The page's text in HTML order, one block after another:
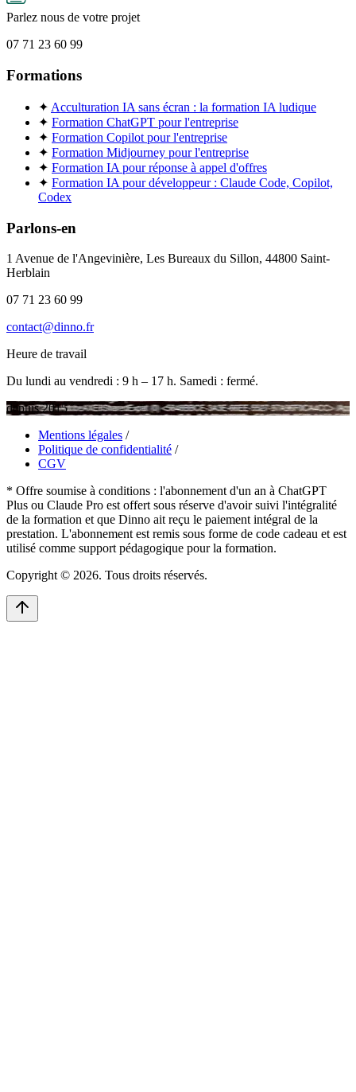
Parlez nous de votre projet
07 71 23 60 99
Formations
✦ Acculturation IA sans écran : la formation IA ludique
✦ Formation ChatGPT pour l'entreprise
✦ Formation Copilot pour l'entreprise
✦ Formation Midjourney pour l'entreprise
✦ Formation IA pour réponse à appel d'offres
✦ Formation IA pour développeur : Claude Code, Copilot,
Codex
Parlons-en
1 Avenue de l'Angevinière, Les Bureaux du Sillon, 44800 Saint-
Herblain
07 71 23 60 99
contact@dinno.fr
Heure de travail
Du lundi au vendredi : 9 h – 17 h. Samedi : fermé.
depuis 2015
Mentions légales /
Politique de confidentialité /
CGV
* Offre soumise à conditions : l'abonnement d'un an à ChatGPT
Plus ou Claude Pro est offert sous réserve d'avoir suivi l'intégralité
de la formation et que Dinno ait reçu le paiement intégral de la
prestation. L'abonnement est remis sous forme de code cadeau et est
utilisé comme support pédagogique pour la formation.
Copyright © 2026. Tous droits réservés.